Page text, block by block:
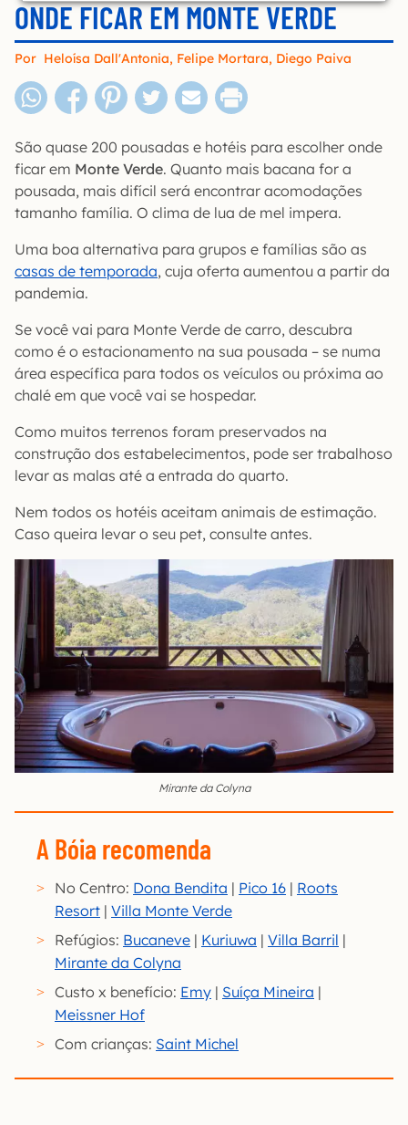
ONDE FICAR EM MONTE VERDE
Por Heloísa Dall'Antonia, Felipe Mortara, Diego Paiva
São quase 200 pousadas e hotéis para escolher onde
ficar em Monte Verde. Quanto mais bacana for a
pousada, mais difícil será encontrar acomodações
tamanho família. O clima de lua de mel impera.
Uma boa alternativa para grupos e famílias são as
casas de temporada, cuja oferta aumentou a partir da
pandemia.
Se você vai para Monte Verde de carro, descubra
como é o estacionamento na sua pousada – se numa
área específica para todos os veículos ou próxima ao
chalé em que você vai se hospedar.
Como muitos terrenos foram preservados na
construção dos estabelecimentos, pode ser trabalhoso
levar as malas até a entrada do quarto.
Nem todos os hotéis aceitam animais de estimação.
Caso queira levar o seu pet, consulte antes.
Mirante da Colyna
A Bóia recomenda
No Centro: Dona Bendita | Pico 16 | Roots
Resort | Villa Monte Verde
Refúgios: Bucaneve | Kuriuwa | Villa Barril |
Mirante da Colyna
Custo x benefício: Emy | Suíça Mineira |
Meissner Hof
Com crianças: Saint Michel